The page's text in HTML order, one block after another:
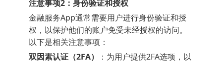
注意事项2：身份验证和授权
金融服务App通常需要用户进行身份验证和授
权，以保护他们的账户免受未经授权的访问。
以下是相关注意事项：
双因素认证（2FA）
：为用户提供2FA选项，以